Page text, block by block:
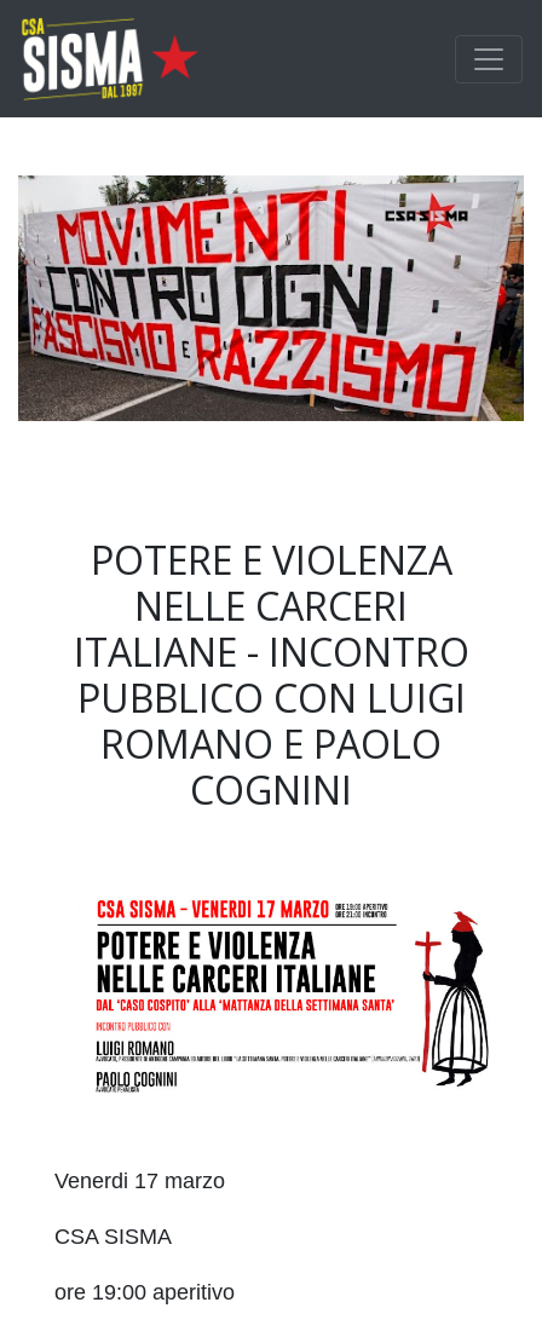
Passa ai contenuti principali
POTERE E VIOLENZA
NELLE CARCERI
ITALIANE - INCONTRO
PUBBLICO CON LUIGI
ROMANO E PAOLO
COGNINI
Venerdi 17 marzo
CSA SISMA
ore 19:00 aperitivo